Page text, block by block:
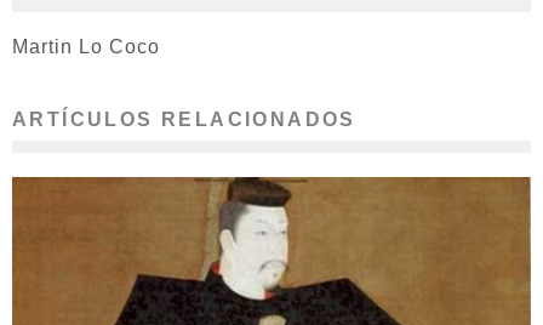
Martin Lo Coco
ARTÍCULOS RELACIONADOS